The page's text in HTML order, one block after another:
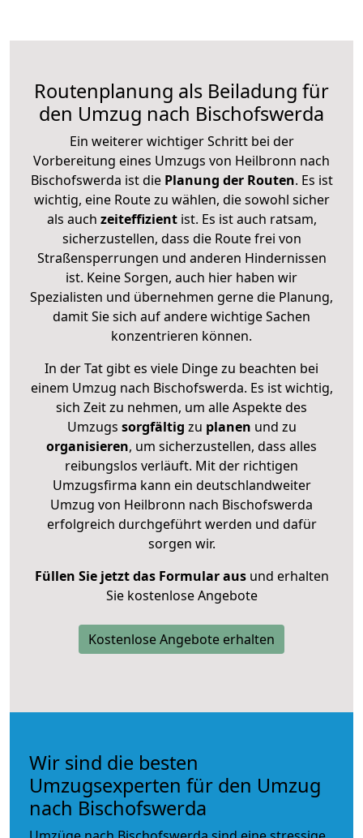
Routenplanung als Beiladung für
den Umzug nach Bischofswerda
Ein weiterer wichtiger Schritt bei der
Vorbereitung eines Umzugs von Heilbronn nach
Bischofswerda ist diePlanung der Routen. Es ist
wichtig, eine Route zu wählen, die sowohl sicher
als auch zeiteffizientist. Es ist auch ratsam,
sicherzustellen, dass die Route frei von
Straßensperrungen und anderen Hindernissen
ist. Keine Sorgen, auch hier haben wir
Spezialisten und übernehmen gerne die Planung,
damit Sie sich auf andere wichtige Sachen
konzentrieren können.
In der Tat gibt es viele Dinge zu beachten bei
einem Umzug nach Bischofswerda. Es ist wichtig,
sich Zeit zu nehmen, um alle Aspekte des
Umzugs sorgfältig zu planen und zu
organisieren, um sicherzustellen, dass alles
reibungslos verläuft. Mit der richtigen
Umzugsfirma kann ein deutschlandweiter
Umzug von Heilbronn nach Bischofswerda
erfolgreich durchgeführt werden und dafür
sorgen wir.
Füllen Sie jetzt das Formular ausund erhalten
Sie kostenlose Angebote
Kostenlose Angebote erhalten
Wir sind die besten
Umzugsexperten für den Umzug
nach Bischofswerda